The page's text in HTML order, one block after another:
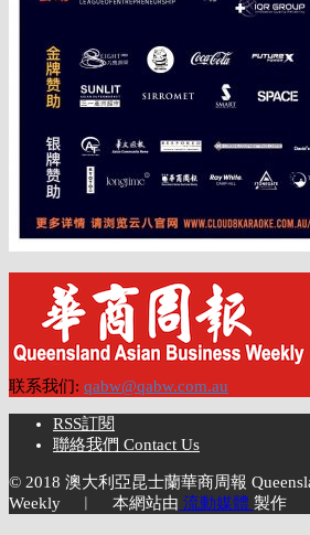
联系我们: qabw@qabw.com.au
RSS訂閱
聯絡我們 Contact Us
© 2018 澳大利亞昆士蘭華商周報
Weekly ︱ 本網站由 流動媒體 製作